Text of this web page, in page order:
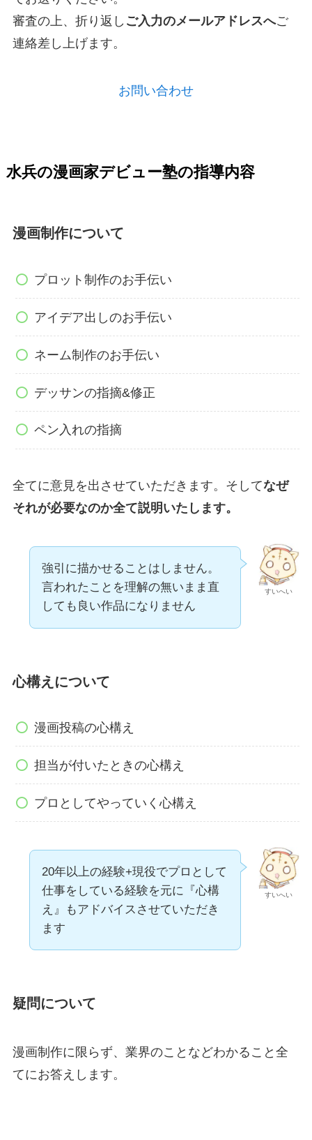
審査の上、折り返し ご入力のメールアドレスへご
連絡差し上げます。
お問い合わせ
水兵の漫画家デビュー塾の指導内容
漫画制作について
プロット制作のお手伝い
アイデア出しのお手伝い
ネーム制作のお手伝い
デッサンの指摘&修正
ペン入れの指摘
全てに意見を出させていただきます。そしてなぜ
それが必要なのか全て説明いたします。
すいへい
強引に描かせることはしません。
言われたことを理解の無いまま直
しても良い作品になりません
心構えについて
漫画投稿の心構え
担当が付いたときの心構え
プロとしてやっていく心構え
すいへい
20年以上の経験+現役でプロとして
仕事をしている経験を元に『心構
え』もアドバイスさせていただき
ます
疑問について
漫画制作に限らず、業界のことなどわかること全
てにお答えします。